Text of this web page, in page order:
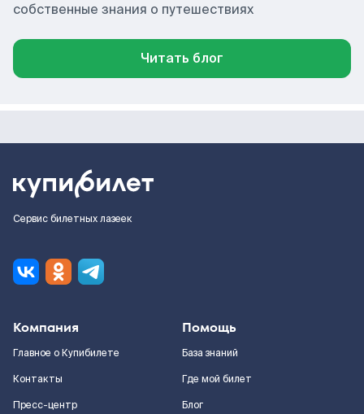
собственные знания о путешествиях
Читать блог
Сервис билетных лазеек
Компания
Главное о Купибилете
Контакты
Пресс-центр
Помощь
База знаний
Где мой билет
Блог